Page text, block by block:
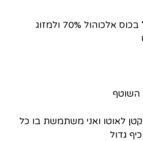
7. לערבב כוס נוזל בכוס אלכוהול 70% ולמזוג
לאוטו ואני משתמשת בו כל
גדול